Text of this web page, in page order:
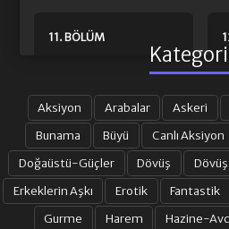
11. BÖLÜM
Aksiyon Arabalar Askeri
Bunama
Büyü Canlı Aksiyon
Doğaüstü-Güçler
Dövüş Dövüş
Erkeklerin Aşkı
Erotik Fantastik
Gurme
Harem Hazine-